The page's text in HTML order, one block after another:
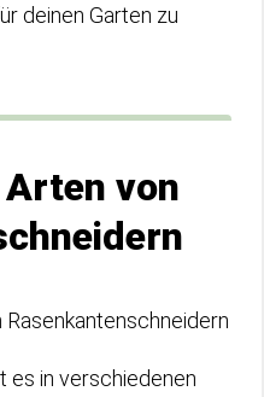
deinen Garten zu
von
es in verschiedenen